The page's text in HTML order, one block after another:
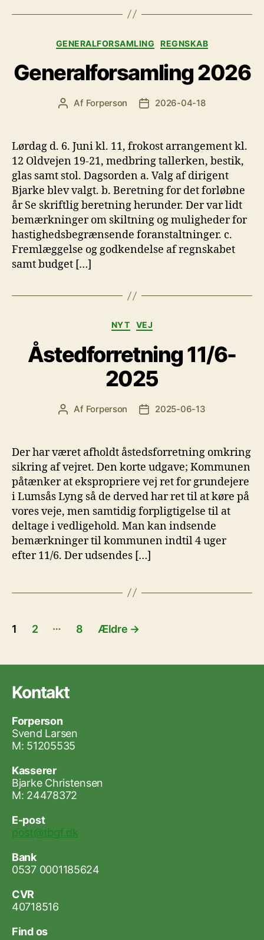
Kategorier
GENERALFORSAMLING REGNSKAB
Generalforsamling 2026
Indlægsforfatter
Af Forperson Indlægsdato
2026-04-18
Lørdag d. 6. Juni kl. 11, frokost arrangement kl.
12 Oldvejen 19-21, medbring tallerken, bestik,
glas samt stol. Dagsorden a. Valg af dirigent
Bjarke blev valgt. b. Beretning for det forløbne
år Se skriftlig beretning herunder. Der var lidt
bemærkninger om skiltning og muligheder for
hastighedsbegrænsende foranstaltninger. c.
Fremlæggelse og godkendelse af regnskabet
samt budget […]
Kategorier
NYT VEJ
Åstedforretning 11/6-
2025
Indlægsforfatter
Af Forperson Indlægsdato
2025-06-13
Der har været afholdt åstedsforretning omkring
sikring af vejret. Den korte udgave; Kommunen
påtænker at ekspropriere vej ret for grundejere
i Lumsås Lyng så de derved har ret til at køre på
vores veje, men samtidig forpligtigelse til at
deltage i vedligehold. Man kan indsende
bemærkninger til kommunen indtil 4 uger
efter 11/6. Der udsendes […]
Indlægsinddeling
1 2 … 8 Ældre →
Kontakt
Forperson
Svend Larsen
M: 51205535
Kasserer
Bjarke Christensen
M: 24478372
E-post
post@tbgf.dk
Bank
0537 0001185624
CVR
40718516
Find os